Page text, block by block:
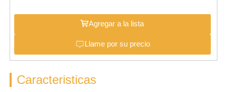
Agregar a la lista
Llame por su precio
Caracteristicas